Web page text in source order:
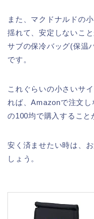
また、マクドナルドの
揺れて、安定しないこ
サブの保冷バッグ(保温
です。
これぐらいの小さいサ
れば、Amazonで注文
の100均で購入すること
安く済ませたい時は、
しょう。